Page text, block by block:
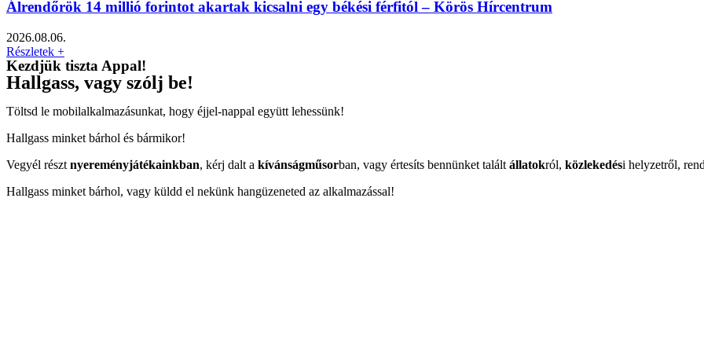
Álrendőrök 14 millió forintot akartak kicsalni egy békési férfitól – Körös Hírcentrum
2026.08.06.
Részletek +
Kezdjük tiszta Appal!
Hallgass, vagy szólj be!
Töltsd le mobilalkalmazásunkat, hogy éjjel-nappal együtt lehessünk!
Hallgass minket bárhol és bármikor!
Vegyél részt nyereményjátékainkban, kérj dalt a kívánságműsorban, vagy értesíts bennünket talált állatokról, közlekedési helyzetről,
Hallgass minket bárhol, vagy küldd el nekünk hangüzeneted az alkalmazással!